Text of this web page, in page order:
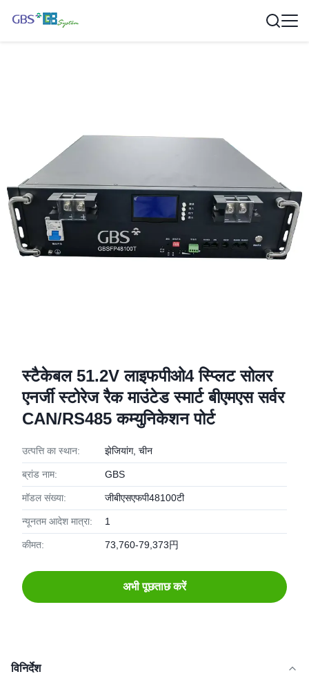
स्टैकेबल 51.2V लाइफपीओ4 स्प्लिट सोलर
एनर्जी स्टोरेज रैक माउंटेड स्मार्ट बीएमएस सर्वर
CAN/RS485 कम्युनिकेशन पोर्ट
उत्पत्ति का स्थान: झेजियांग, चीन
ब्रांड नाम: GBS
मॉडल संख्या: जीबीएसएफपी48100टी
न्यूनतम आदेश मात्रा: 1
कीमत: 73,760-79,373円
अभी पूछताछ करें
विनिर्देश